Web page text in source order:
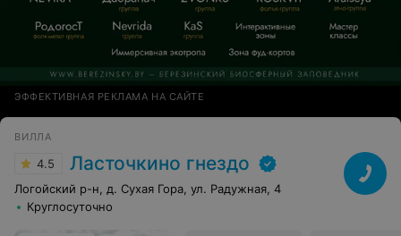
ЭФФЕКТИВНАЯ РЕКЛАМА НА САЙТЕ
ВИЛЛА
4.5 Ласточкино гнездо
Логойский р-н, д. Сухая Гора, ул. Радужная, 4
Круглосуточно